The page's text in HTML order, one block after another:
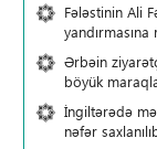
Fələstinin Ali
yandırmasına
Ərbəin
böyük
İngiltərədə
nəfər